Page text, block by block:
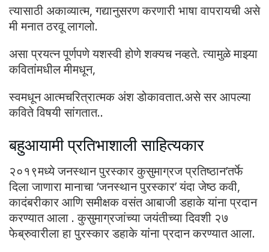
त्यासाठी अकाव्यात्म, गद्यानुसरण करणारी भाषा वापरायची असे
मी मनात ठरवू लागलो.
असा प्रयत्न पूर्णपणे यशस्वी होणे शक्यच नव्हते. त्यामुळे माझ्या
कवितांमधील मीमधून,
स्वमधून आत्मचरित्रात्मक अंश डोकावतात.असे सर आपल्या
कविते विषयी सांगतात..
बहुआयामी प्रतिभाशाली साहित्यकार
२०१९मध्ये जनस्थान पुरस्कार कुसुमाग्रज प्रतिष्ठान’तर्फे
दिला जाणारा मानाचा ‘जनस्थान पुरस्कार’ यंदा जेष्ठ कवी,
कादंबरीकार आणि समीक्षक वसंत आबाजी डहाके यांना प्रदान
करण्यात आला . कुसुमाग्रजांच्या जयंतीच्या दिवशी २७
फेब्रुवारीला हा पुरस्कार डहाके यांना प्रदान करण्यात आला.